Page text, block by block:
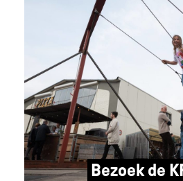
Bezoek de